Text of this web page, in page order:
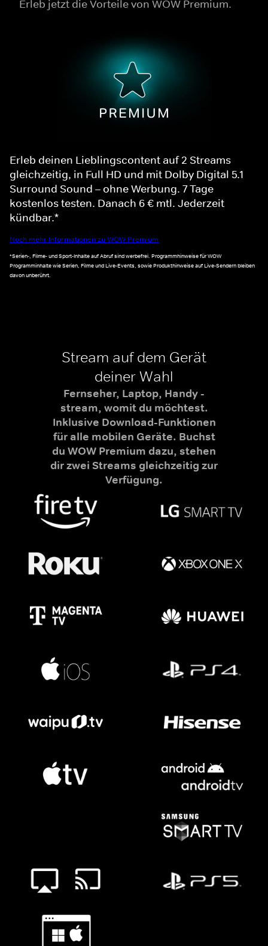
Erleb jetzt die Vorteile von WOW Premium.
Erleb deinen Lieblingscontent auf 2 Streams
gleichzeitig, in Full HD und mit Dolby Digital 5.1
Surround Sound – ohne Werbung. 7 Tage
kostenlos testen. Danach 6 € mtl. Jederzeit
kündbar.*
Noch mehr Informationen zu WOW Premium
*Serien-, Filme- und Sport-Inhalte auf Abruf sind werbefrei. Programmhinweise für WOW
Programminhalte wie Serien, Filme und Live-Events, sowie Produkthinweise auf Live-Sendern bleiben
davon unberührt.
Stream auf dem Gerät
deiner Wahl
Fernseher, Laptop, Handy -
stream, womit du möchtest.
Inklusive Download-Funktionen
für alle mobilen Geräte. Buchst
du WOW Premium dazu, stehen
dir zwei Streams gleichzeitig zur
Verfügung.